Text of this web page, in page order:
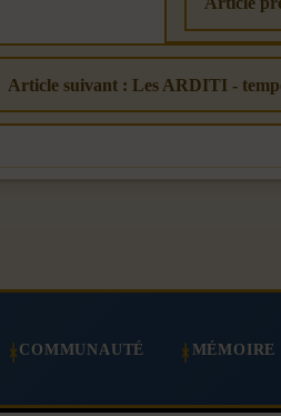
Article suivant : Les ARDITI -
COMMUNAUTÉ MÉMOIRE